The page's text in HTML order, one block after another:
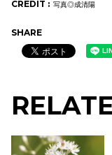
CREDIT : 写真◎成清陽
SHARE